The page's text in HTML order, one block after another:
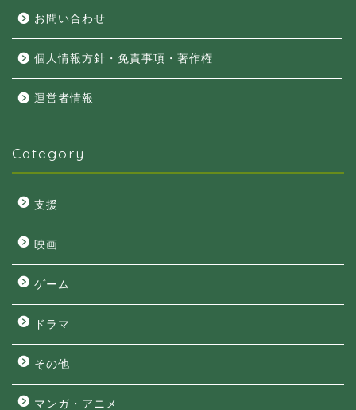
お問い合わせ
個人情報方針・免責事項・著作権
運営者情報
Category
支援
映画
ゲーム
ドラマ
その他
マンガ・アニメ